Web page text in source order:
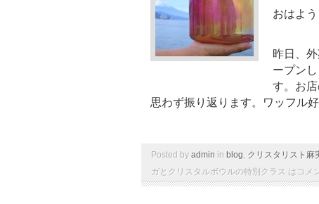
おはよ
昨日、
ープン
す。お
思わず振り返ります。ワッフル
Posted by admin in blog, クリスタリスト麻
ガとクリスタルボウルの特別クラス は コメ